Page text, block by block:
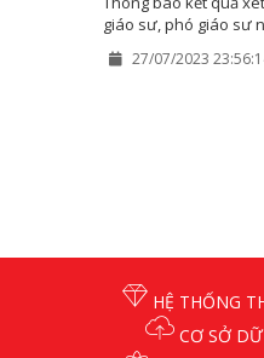
27/07/2023
HỆ THỐNG
CƠ SỞ